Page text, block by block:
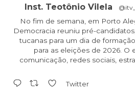
Inst. Teotônio Vilela
No fim de semana, em Porto
Democracia reuniu pré-
tucanas para um dia de
para as eleições de 2026. O
comunicação, redes sociais,
Twitter